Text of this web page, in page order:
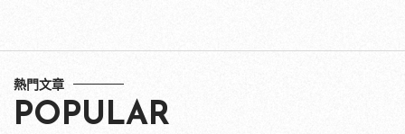
熱門文章
POPULAR